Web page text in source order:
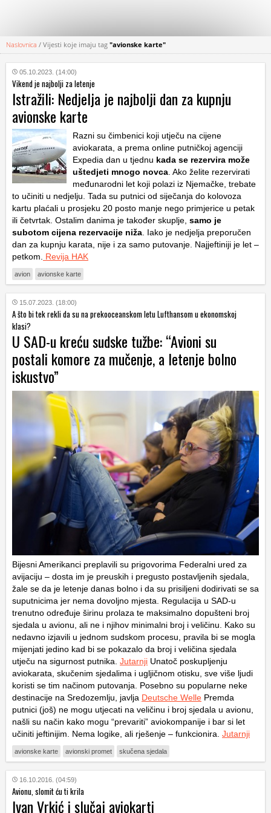
KATEGORIJE
HRVATSKI
WEB
Naslovnica / Vijesti koje imaju tag "avionske karte"
05.10.2023. (14:00)
Vikend je najbolji za letenje
Istražili: Nedjelja je najbolji dan za kupnju
avionske karte
Razni su čimbenici koji utječu na cijene
aviokarata, a prema online putničkoj agenciji
Expedia dan u tjednu kada se rezervira može
uštedjeti mnogo novca . Ako želite rezervirati
međunarodni let koji polazi iz Njemačke, trebate
to učiniti u nedjelju. Tada su putnici od siječanja do kolovoza
kartu plaćali u prosjeku 20 posto manje nego primjerice u petak
ili četvrtak. Ostalim danima je također skuplje, samo je
subotom cijena rezervacije niža . Iako je nedjelja preporučen
dan za kupnju karata, nije i za samo putovanje. Najjeftiniji je let –
petkom.
Revija HAK
avion avionske karte
15.07.2023. (18:00)
A što bi tek rekli da su na prekooceanskom letu Lufthansom u ekonomskoj
klasi?
U SAD-u kreću sudske tužbe: “Avioni su
postali komore za mučenje, a letenje bolno
iskustvo”
Bijesni Amerikanci preplavili su prigovorima Federalni ured za
avijaciju – dosta im je preuskih i pregusto postavljenih sjedala,
žale se da je letenje danas bolno i da su prisiljeni dodirivati se sa
suputnicima jer nema dovoljno mjesta. Regulacija u SAD-u
trenutno određuje širinu prolaza te maksimalno dopušteni broj
sjedala u avionu, ali ne i njihov minimalni broj i veličinu. Kako su
nedavno izjavili u jednom sudskom procesu, pravila bi se mogla
mijenjati jedino kad bi se pokazalo da broj i veličina sjedala
utječu na sigurnost putnika. Jutarnji Unatoč poskupljenju
aviokarata, skučenim sjedalima i ugljičnom otisku, sve više ljudi
koristi se tim načinom putovanja. Posebno su popularne neke
destinacije na Sredozemlju, javlja Deutsche Welle Premda
putnici (još) ne mogu utjecati na veličinu i broj sjedala u avionu,
našli su način kako mogu “prevariti” aviokompanije i bar si let
učiniti jeftinijim. Nema logike, ali rješenje – funkcionira. Jutarnji
avionske karte avionski promet skučena sjedala
16.10.2016. (04:59)
Avionu, slomit ću ti krila
Ivan Vrkić i slučaj aviokarti